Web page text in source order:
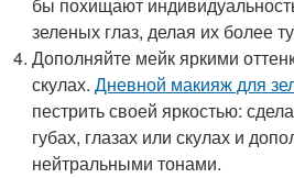
бы похищают
зеленых глаз, делая их более
Дополняйте мейк яркими
скулах.Дневной макияж для
пестрить своей яркостью:
губах, глазах или скулах и
нейтральными тонами.